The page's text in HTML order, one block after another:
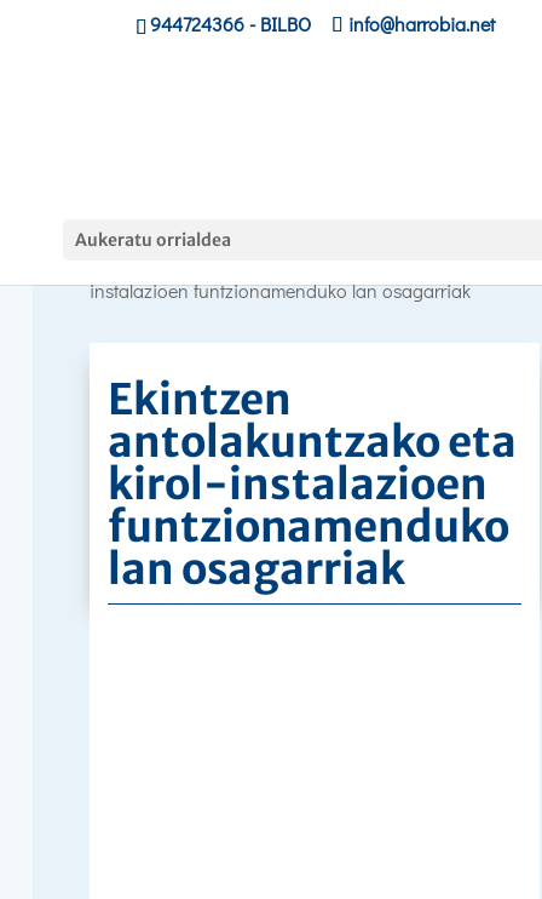
944724366- BILBO info@harrobia.net
Aukeratu orrialdea
instalazioen funtzionamenduko lan osagarriak
Ekintzen
antolakuntzako eta
kirol-instalazioen
funtzionamenduko
lan osagarriak